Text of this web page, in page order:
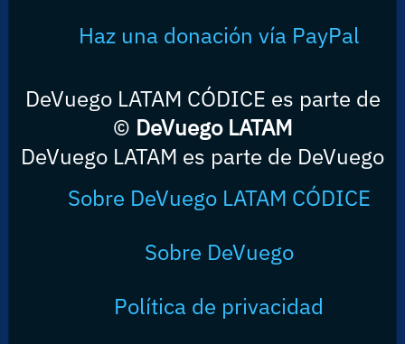
Haz una donación vía PayPal
DeVuego LATAM CÓDICE es parte de
© DeVuego LATAM
DeVuego LATAM es parte de DeVuego
Sobre DeVuego LATAM CÓDICE
Sobre DeVuego
Política de privacidad